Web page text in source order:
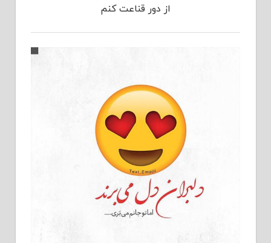
از دور قناعت کنم